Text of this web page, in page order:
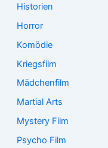
Historien
Horror
Komödie
Kriegsfilm
Mädchenfilm
Martial Arts
Mystery Film
Psycho Film